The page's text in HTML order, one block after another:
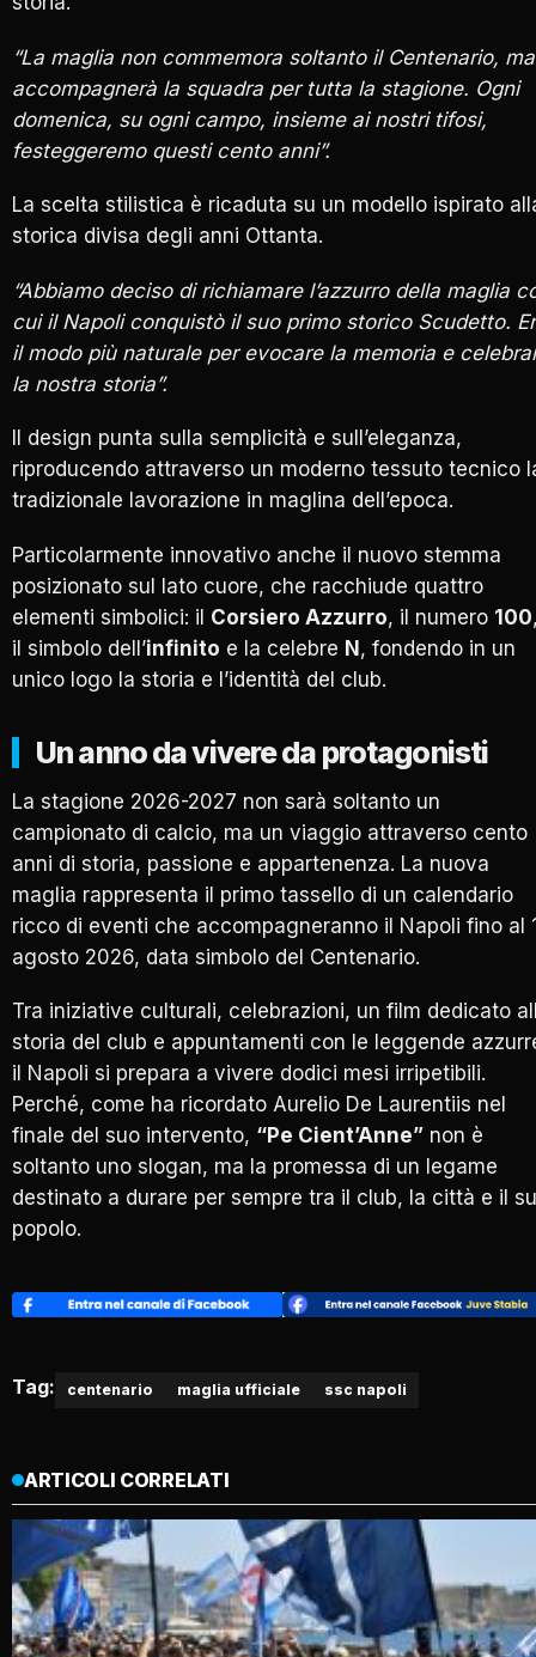
“La maglia non commemora soltanto il Centenario, ma
accompagnerà la squadra per tutta la stagione. Ogni
domenica, su ogni campo, insieme ai nostri tifosi,
festeggeremo questi cento anni”.
La scelta stilistica è ricaduta su un modello ispirato
storica divisa degli anni Ottanta.
“Abbiamo deciso di richiamare l’azzurro della maglia
cui il Napoli conquistò il suo primo storico Scudetto.
il modo più naturale per evocare la memoria e
la nostra storia”.
Il design punta sulla semplicità e sull’eleganza,
riproducendo attraverso un moderno tessuto tecnico
tradizionale lavorazione in maglina dell’epoca.
Particolarmente innovativo anche il nuovo stemma
posizionato sul lato cuore, che racchiude quattro
elementi simbolici: il Corsiero Azzurro, il numero 100
il simbolo dell’infinito e la celebre N, fondendo in un
unico logo la storia e l’identità del club.
Un anno da vivere da protagonisti
La stagione 2026-2027 non sarà soltanto un
campionato di calcio, ma un viaggio attraverso cento
anni di storia, passione e appartenenza. La nuova
maglia rappresenta il primo tassello di un calendario
ricco di eventi che accompagneranno il Napoli fino al
agosto 2026, data simbolo del Centenario.
Tra iniziative culturali, celebrazioni, un film dedicato
storia del club e appuntamenti con le leggende
il Napoli si prepara a vivere dodici mesi irripetibili.
Perché, come ha ricordato Aurelio De Laurentiis nel
finale del suo intervento, “Pe Cient’Anne” non è
soltanto uno slogan, ma la promessa di un legame
destinato a durare per sempre tra il club, la città e il
popolo.
Tag: centenario maglia ufficiale ssc napoli
ARTICOLI CORRELATI